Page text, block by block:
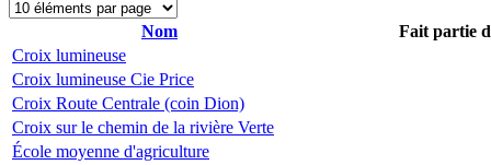
Nom
Fait partie
Croix lumineuse
Croix lumineuse Cie Price
Croix Route Centrale (coin Dion)
Croix sur le chemin de la rivière Verte
École moyenne d'agriculture